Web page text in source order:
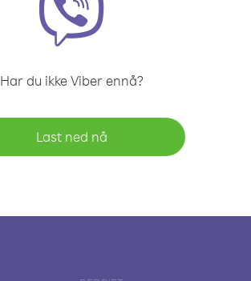
Har du ikke Viber ennå?
Last ned nå